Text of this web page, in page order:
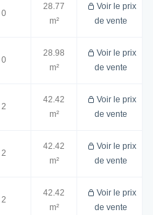
0
28.77
m²
Voir le prix
de vente
0
28.98
m²
Voir le prix
de vente
2
42.42
m²
Voir le prix
de vente
2
42.42
m²
Voir le prix
de vente
2
42.42
m²
Voir le prix
de vente